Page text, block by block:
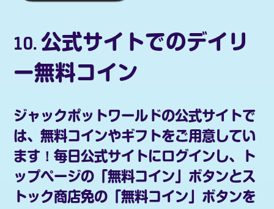
10. 公式サイトでのデイリ
ー無料コイン
ジャックポットワールドの公式サイトで
は、無料コインやギフトをご用意してい
ます！毎日公式サイトにログインし、ト
ップページの「無料コイン」ボタンとス
トック商店免の「無料コイン」ボタンを